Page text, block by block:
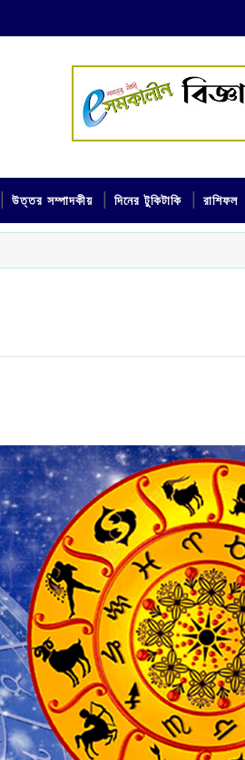
উত্তর সম্পাদকীয় দিনের টুকিটাকি রাশিফল